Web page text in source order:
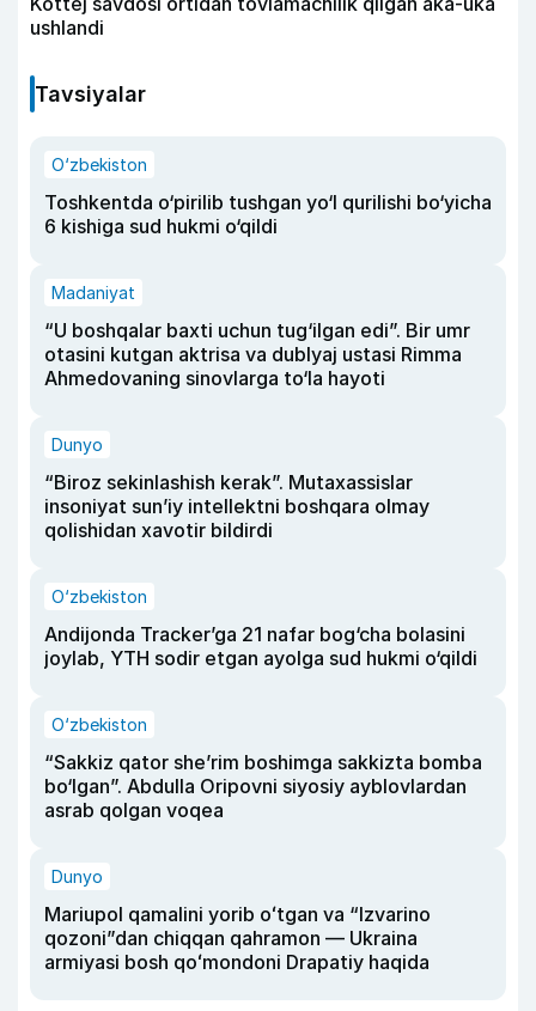
ushlandi
Tavsiyalar
O‘zbekiston
Toshkentda o‘pirilib tushgan yo‘l qurilishi bo‘yicha
6 kishiga sud hukmi o‘qildi
Madaniyat
“U boshqalar baxti uchun tug‘ilgan edi”. Bir umr
otasini kutgan aktrisa va dublyaj ustasi Rimma
Ahmedovaning sinovlarga to‘la hayoti
Dunyo
“Biroz sekinlashish kerak”. Mutaxassislar
insoniyat sun’iy intellektni boshqara olmay
qolishidan xavotir bildirdi
O‘zbekiston
Andijonda Tracker’ga 21 nafar bog‘cha bolasini
joylab, YTH sodir etgan ayolga sud hukmi o‘qildi
O‘zbekiston
“Sakkiz qator she’rim boshimga sakkizta bomba
bo‘lgan”. Abdulla Oripovni siyosiy ayblovlardan
asrab qolgan voqea
Dunyo
Mariupol qamalini yorib oʻtgan va “Izvarino
qozoni”dan chiqqan qahramon — Ukraina
armiyasi bosh qoʻmondoni Drapatiy haqida